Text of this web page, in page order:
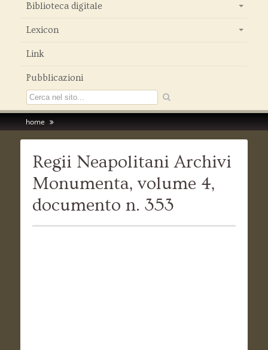
Biblioteca digitale
Lexicon
Link
Pubblicazioni
home
Regii Neapolitani Archivi
Monumenta, volume 4,
documento n. 353